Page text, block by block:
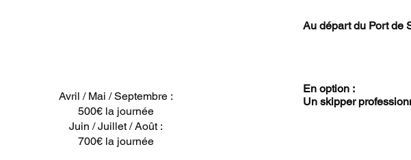
Avril / Mai / Septembre :
500€ la journée
Juin / Juillet / Août :
700€ la journée
Au départ du Port de
En option :
Un skipper